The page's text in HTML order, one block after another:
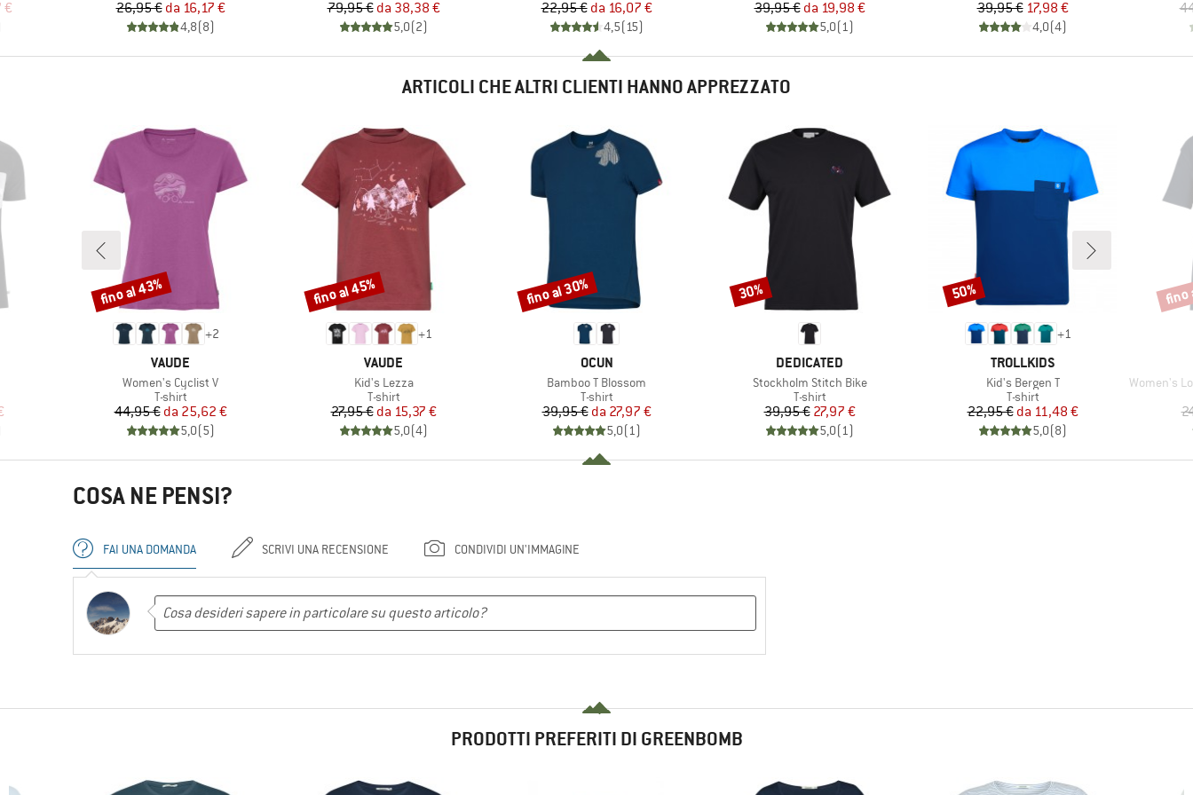
€ Prezzo
26,95 € Prezzo ridotto
da 16,17 €
4,8(8)
Prezzo
79,95 € Prezzo ridotto
da 38,38 €
5,0(2)
Prezzo
22,95 € Prezzo ridotto
da 16,07 €
4,5(15)
Prezzo
39,95 € Prezzo ridotto
da 19,98 €
5,0(1)
Prezzo
39,95 €Prezzo ridotto
17,98 €
4,0(4)
ARTICOLI CHE ALTRI CLIENTI HANNO APPREZZATO
+2
MARCHIO
VAUDE
Articolo
Women's Cyclist V
Gruppo di prodotti
T-shirt
Prezzo
44,95 € Prezzo ridotto
da 25,62 €
5,0(5)
Sconto
fino al 43%
+1
MARCHIO
VAUDE
Articolo
Kid's Lezza
Gruppo di prodotti
T-shirt
Prezzo
27,95 € Prezzo ridotto
da 15,37 €
5,0(4)
Sconto
fino al 45%
MARCHIO
OCUN
Articolo
Bamboo T Blossom
Gruppo di prodotti
T-shirt
Prezzo
39,95 € Prezzo ridotto
da 27,97 €
5,0(1)
Sconto
fino al 30%
MARCHIO
DEDICATED
Articolo
Stockholm Stitch Bike
Gruppo di prodotti
T-shirt
Prezzo
39,95 €Prezzo ridotto
27,97 €
5,0(1)
Sconto
30%
+1
MARCHIO
TROLLKIDS
Articolo
Kid's Bergen T
Gruppo di prodotti
T-shirt
Prezzo
22,95 € Prezzo ridotto
da 11,48 €
5,0(8)
Sconto
50%
Articolo
Women's Loose
fino
COSA NE PENSI?
FAI UNA DOMANDA SCRIVI UNA RECENSIONE CONDIVIDI UN'IMMAGINE
PRODOTTI PREFERITI DI GREENBOMB